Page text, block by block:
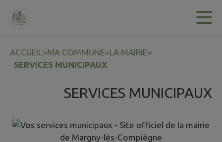
Contenu
ACCUEIL>MA COMMUNE>LA MAIRIE>
SERVICES MUNICIPAUX
SERVICES MUNICIPAUX